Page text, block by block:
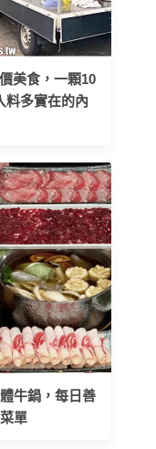
美食，一顆10
料多實在的內
牛鍋，每日善
單